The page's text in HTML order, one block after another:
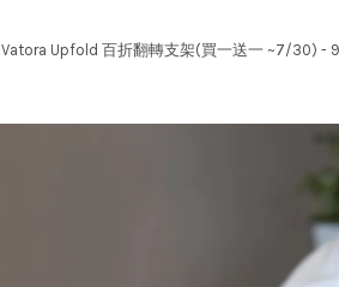
Vatora Upfold 百折翻轉支架(買一送一 ~7/30) -